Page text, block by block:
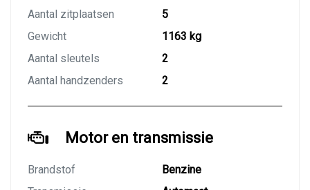
Aantal zitplaatsen
5
Gewicht
1163 kg
Aantal sleutels
2
Aantal handzenders
2
Motor en transmissie
Brandstof
Benzine